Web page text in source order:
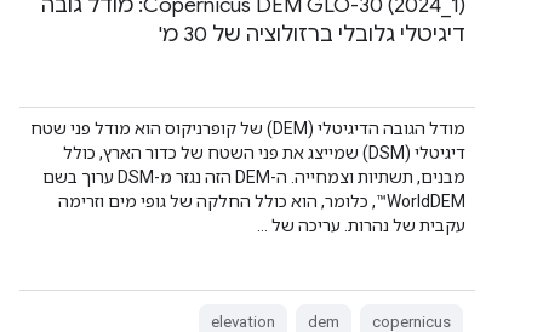
דיגיטלי גלובלי ברזולוציה של 30 מ'
מודל הגובה הדיגיטלי (DEM) של קופרניקוס הוא מודל פני שטח
דיגיטלי (DSM) שמייצג את פני השטח של כדור הארץ, כולל
מבנים, תשתיות וצמחייה. ה-DEM הזה נגזר מ-DSM ערוך בשם
WorldDEM™, כלומר, הוא כולל החלקה של גופי מים וזרימה
עקבית של נהרות. עריכה של …
copernicus
dem
elevation